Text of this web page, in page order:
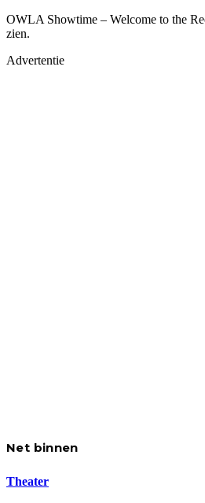
OWLA Showtime – Welcome to the
zien.
Advertentie
Net binnen
Theater